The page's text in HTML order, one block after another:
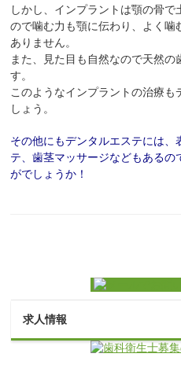
しかし、インプラントは顎の骨
ので噛む力も顎に伝わり、よく
ありません。
また、見た目も自然なので天然の
す。
このようなインプラントの治療
しょう。
その他にもデンタルエステには、
テ、歯茎マッサージなどもある
がでしょうか！
求人情報